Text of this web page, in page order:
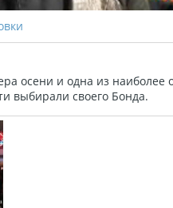
осени и одна из наиболее
выбирали своего Бонда.